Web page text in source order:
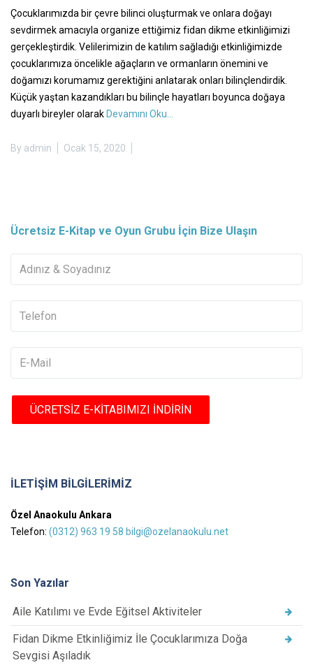
Çocuklarımızda bir çevre bilinci oluşturmak ve onlara doğayı
sevdirmek amacıyla organize ettiğimiz fidan dikme etkinliğimizi
gerçekleştirdik. Velilerimizin de katılım sağladığı etkinliğimizde
çocuklarımıza öncelikle ağaçların ve ormanların önemini ve
doğamızı korumamız gerektiğini anlatarak onları bilinçlendirdik.
Küçük yaştan kazandıkları bu bilinçle hayatları boyunca doğaya
duyarlı bireyler olarak Devamını Oku...
By admin Ocak 15, 2020
Ücretsiz E-Kitap ve Oyun Grubu İçin Bize Ulaşın
İLETİŞİM BİLGİLERİMİZ
Özel Anaokulu Ankara
Telefon: (0312) 963 19 58 bilgi@ozelanaokulu.net
Son Yazılar
Aile Katılımı ve Evde Eğitsel Aktiviteler
Fidan Dikme Etkinliğimiz İle Çocuklarımıza Doğa
Sevgisi Aşıladık